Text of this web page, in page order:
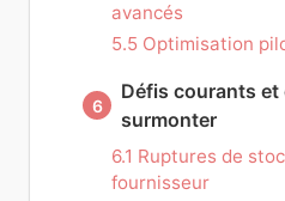
avancés
5.5 Optimisation
6
Défis courants et
surmonter
6.1 Ruptures de
fournisseur